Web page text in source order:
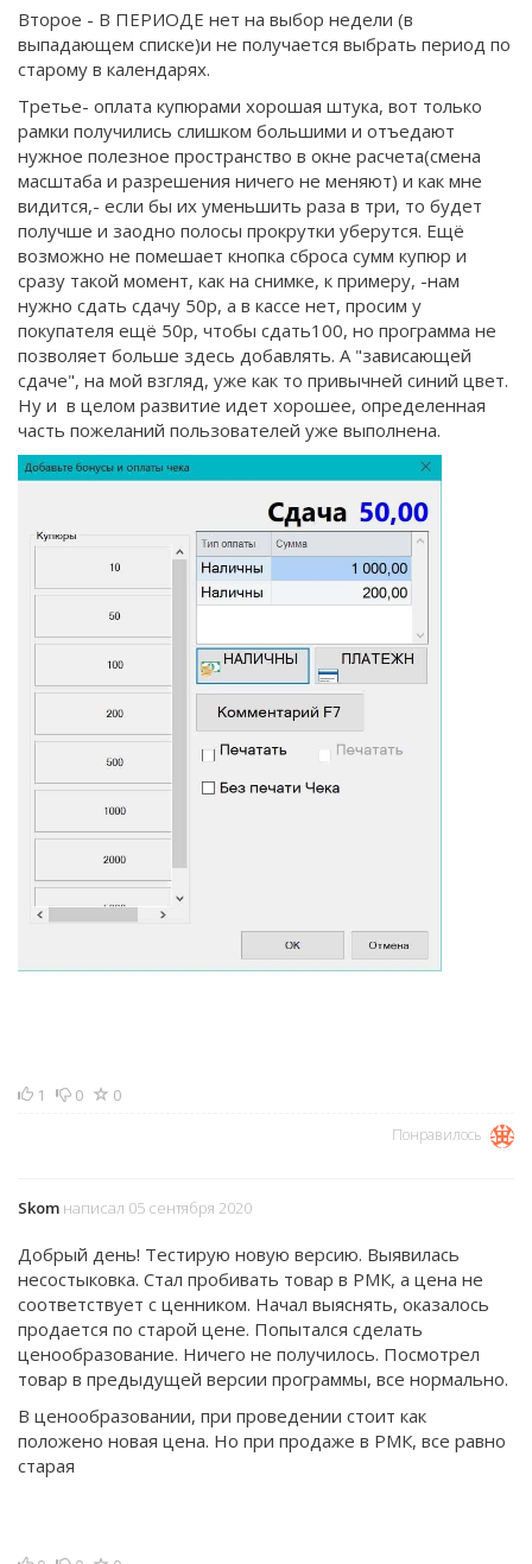
Второе - В ПЕРИОДЕ нет на выбор недели (в
выпадающем списке)и не получается выбрать период по
старому в календарях.
Третье- оплата купюрами хорошая штука, вот только
рамки получились слишком большими и отъедают
нужное полезное пространство в окне расчета(смена
масштаба и разрешения ничего не меняют) и как мне
видится,- если бы их уменьшить раза в три, то будет
получше и заодно полосы прокрутки уберутся. Ещё
возможно не помешает кнопка сброса сумм купюр и
сразу такой момент, как на снимке, к примеру, -нам
нужно сдать сдачу 50р, а в кассе нет, просим у
покупателя ещё 50р, чтобы сдать100, но программа не
позволяет больше здесь добавлять. А "зависающей
сдаче", на мой взгляд, уже как то привычней синий цвет.
Ну и в целом развитие идет хорошее, определенная
часть пожеланий пользователей уже выполнена.
1 0 0
Понравилось
Skom написал 05 сентября 2020
Добрый день! Тестирую новую версию. Выявилась
несостыковка. Стал пробивать товар в РМК, а цена не
соответствует с ценником. Начал выяснять, оказалось
продается по старой цене. Попытался сделать
ценообразование. Ничего не получилось. Посмотрел
товар в предыдущей версии программы, все нормально.
В ценообразовании, при проведении стоит как
положено новая цена. Но при продаже в РМК, все равно
старая